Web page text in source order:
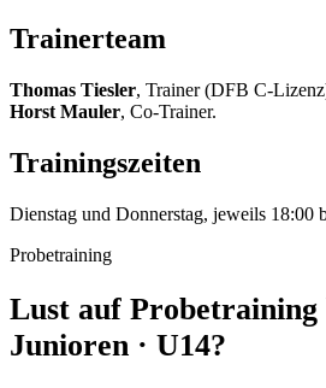
Trainerteam
Thomas Tiesler, Trainer (DFB C-
Horst Mauler, Co-Trainer.
Trainingszeiten
Dienstag und Donnerstag, jeweils 18:00
Probetraining
Lust auf Probetraining
Junioren · U14?